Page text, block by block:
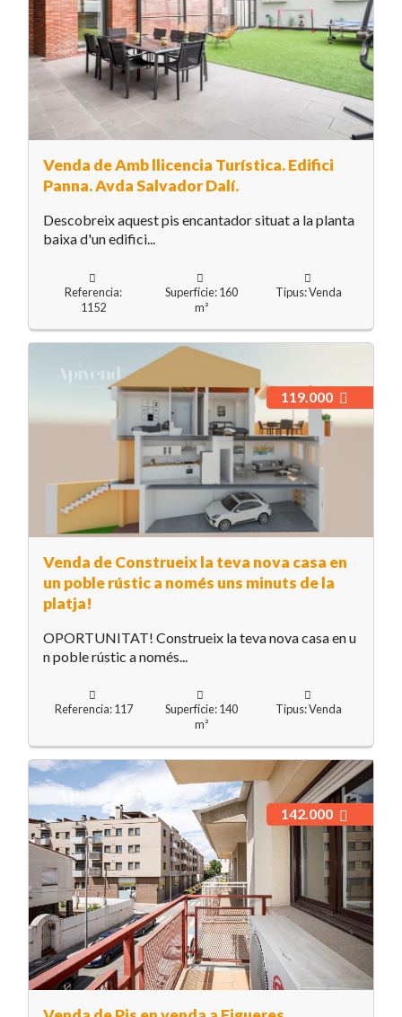
Venda de Amb llicencia Turística. Edifici
Panna. Avda Salvador Dalí.
Descobreix aquest pis encantador situat a la planta
baixa d'un edifici...
Referencia:
1152
Superfície: 160
m²
Tipus: Venda
Venda de Construeix la teva nova casa en
un poble rústic a només uns minuts de la
platja!
119.000
OPORTUNITAT! Construeix la teva nova casa en u
n poble rústic a només...
Referencia: 117
Superfície: 140
m²
Tipus: Venda
142.000